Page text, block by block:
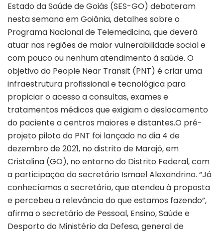
Estado da Saúde de Goiás (SES-GO) debateram
nesta semana em Goiânia, detalhes sobre o
Programa Nacional de Telemedicina, que deverá
atuar nas regiões de maior vulnerabilidade social e
com pouco ou nenhum atendimento à saúde. O
objetivo do People Near Transit (PNT) é criar uma
infraestrutura profissional e tecnológica para
propiciar o acesso a consultas, exames e
tratamentos médicos que exigiam o deslocamento
do paciente a centros maiores e distantes.O pré-
projeto piloto do PNT foi lançado no dia 4 de
dezembro de 2021, no distrito de Marajó, em
Cristalina (GO), no entorno do Distrito Federal, com
a participação do secretário Ismael Alexandrino. “Já
conhecíamos o secretário, que atendeu à proposta
e percebeu a relevância do que estamos fazendo”,
afirma o secretário de Pessoal, Ensino, Saúde e
Desporto do Ministério da Defesa, general de